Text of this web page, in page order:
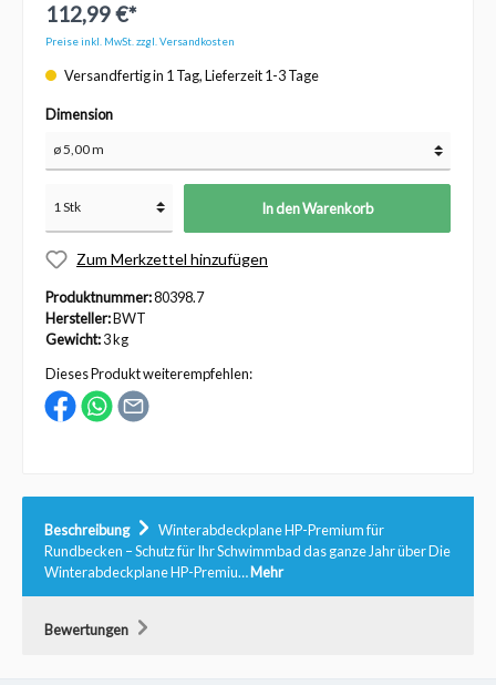
112,99 €*
Preise inkl. MwSt. zzgl. Versandkosten
Versandfertig in 1 Tag, Lieferzeit 1-3 Tage
Dimension
In den Warenkorb
Zum Merkzettel hinzufügen
Produktnummer:80398.7
Hersteller:BWT
Gewicht:3 kg
Dieses Produkt weiterempfehlen:
Beschreibung
Winterabdeckplane HP-Premium für
Rundbecken – Schutz für Ihr Schwimmbad das ganze Jahr über Die
Winterabdeckplane HP-Premiu…Mehr
Bewertungen